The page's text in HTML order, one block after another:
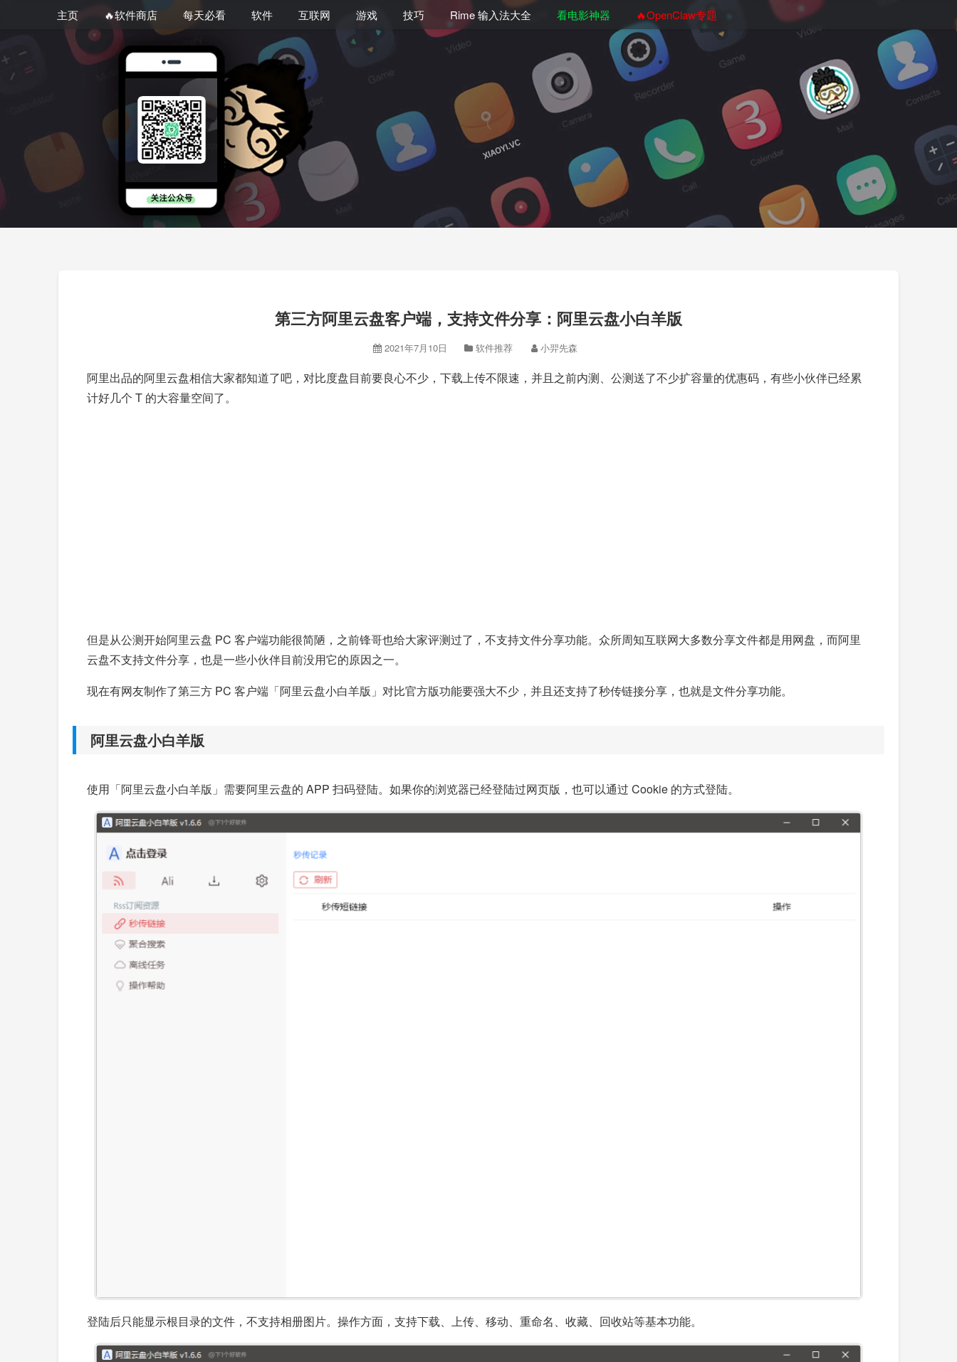
主页 🔥软件商店 每天必看 软件 互联网 游戏 技巧 Rime 输入法大全 看电影神器 🔥OpenClaw专题
第三方阿里云盘客户端，支持文件分享：阿里云盘小白羊版
2021年7月10日 软件推荐 小羿先森
阿里出品的阿里云盘相信大家都知道了吧，对比度盘目前要良心不少，下载上传不限速，并且之前内测、公测送了不少扩容量的优惠码，有些小伙伴已经累
计好几个 T 的大容量空间了。
但是从公测开始阿里云盘 PC 客户端功能很简陋，之前锋哥也给大家评测过了，不支持文件分享功能。众所周知互联网大多数分享文件都是用网盘，而阿里
云盘不支持文件分享，也是一些小伙伴目前没用它的原因之一。
现在有网友制作了第三方 PC 客户端「阿里云盘小白羊版」对比官方版功能要强大不少，并且还支持了秒传链接分享，也就是文件分享功能。
阿里云盘小白羊版
使用「阿里云盘小白羊版」需要阿里云盘的 APP 扫码登陆。如果你的浏览器已经登陆过网页版，也可以通过 Cookie 的方式登陆。
登陆后只能显示根目录的文件，不支持相册图片。操作方面，支持下载、上传、移动、重命名、收藏、回收站等基本功能。